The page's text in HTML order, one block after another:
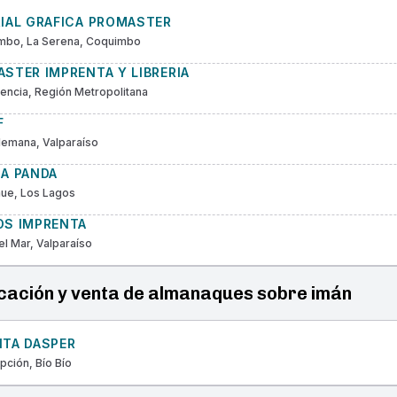
GRAFICA PROMASTER
La Serena, Coquimbo
IMPRENTA Y LIBRERIA
Región Metropolitana
Valparaíso
PANDA
Los Lagos
IMPRENTA
Mar, Valparaíso
y venta de almanaques sobre imán
DASPER
Bío Bío